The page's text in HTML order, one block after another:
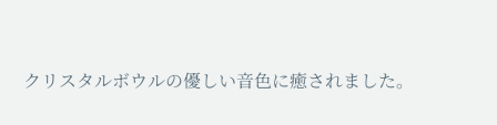
クリスタルボウルの優しい音色に癒されました。